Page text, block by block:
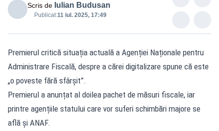
Scris de Iulian Budusan
Publicat:11 iul. 2025, 17:49
Premierul critică situația actuală a Agenției Naționale pentru
Administrare Fiscală, despre a cărei digitalizare spune că este
„o poveste fără sfârșit”.
Premierul a anunțat al doilea pachet de măsuri fiscale, iar
printre agențiile statului care vor suferi schimbări majore se
află și ANAF.